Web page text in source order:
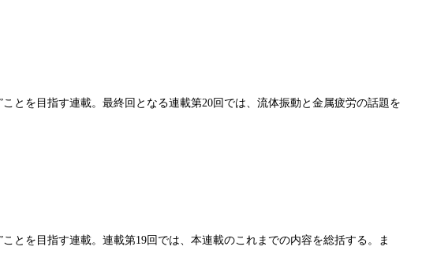
とを目指す連載。最終回となる連載第20回では、流体振動と金属疲労の話題を
とを目指す連載。連載第19回では、本連載のこれまでの内容を総括する。ま